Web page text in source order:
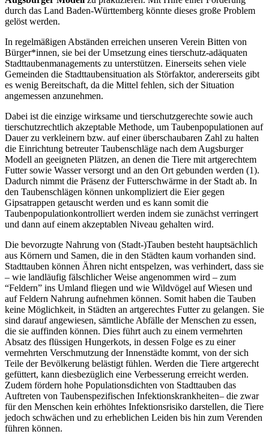
durch das Land Baden-Württemberg könnte dieses große Problem
gelöst werden.
In regelmäßigen Abständen erreichen unseren Verein Bitten von
Bürger*innen, sie bei der Umsetzung eines tierschutz-adäquaten
Stadttaubenmanagements zu unterstützen. Einerseits sehen viele
Gemeinden die Stadttaubensituation als Störfaktor, andererseits gibt
es wenig Bereitschaft, da die Mittel fehlen, sich der Situation
angemessen anzunehmen.
Dabei ist die einzige wirksame und tierschutzgerechte sowie auch
tierschutzrechtlich akzeptable Methode, um Taubenpopulationen auf
Dauer zu verkleinern bzw. auf einer überschaubaren Zahl zu halten
die Einrichtung betreuter Taubenschläge nach dem Augsburger
Modell an geeigneten Plätzen, an denen die Tiere mit artgerechtem
Futter sowie Wasser versorgt und an den Ort gebunden werden (1).
Dadurch nimmt die Präsenz der Futterschwärme in der Stadt ab. In
den Taubenschlägen können unkompliziert die Eier gegen
Gipsatrappen getauscht werden und es kann somit die
Taubenpopulationkontrolliert werden indem sie zunächst verringert
und dann auf einem akzeptablen Niveau gehalten wird.
Die bevorzugte Nahrung von (Stadt-)Tauben besteht hauptsächlich
aus Körnern und Samen, die in den Städten kaum vorhanden sind.
Stadttauben können Ähren nicht entspelzen, was verhindert, dass sie
– wie landläufig fälschlicher Weise angenommen wird – zum
“Feldern” ins Umland fliegen und wie Wildvögel auf Wiesen und
auf Feldern Nahrung aufnehmen können. Somit haben die Tauben
keine Möglichkeit, in Städten an artgerechtes Futter zu gelangen. Sie
sind darauf angewiesen, sämtliche Abfälle der Menschen zu essen,
die sie auffinden können. Dies führt auch zu einem vermehrten
Absatz des flüssigen Hungerkots, in dessen Folge es zu einer
vermehrten Verschmutzung der Innenstädte kommt, von der sich
Teile der Bevölkerung belästigt fühlen. Werden die Tiere artgerecht
gefüttert, kann diesbezüglich eine Verbesserung erreicht werden.
Zudem fördern hohe Populationsdichten von Stadttauben das
Auftreten von Taubenspezifischen Infektionskrankheiten– die zwar
für den Menschen kein erhöhtes Infektionsrisiko darstellen, die Tiere
jedoch schwächen und zu erheblichen Leiden bis hin zum Verenden
führen können.